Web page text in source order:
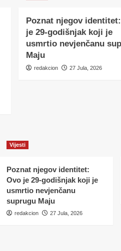
Poznat njegov
je 29-godišnjak koji je
usmrtio nevjenčanu
Maju
redakcion 27 Jula, 2026
Vijesti
Poznat njegov identitet:
Ovo je 29-godišnjak koji je
usmrtio nevjenčanu
suprugu Maju
redakcion 27 Jula, 2026